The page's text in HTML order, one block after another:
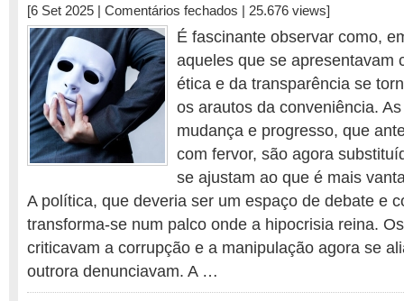
[6 Set 2025 | Comentários fechados em
Dança
das
Opiniões:
A
Interesses
Pessoais
| 25.676 views]
É fascinante observar como,
aqueles que se apresentavam
ética e da transparência se
os arautos da conveniência.
mudança e progresso, que
com fervor, são agora
se ajustam ao que é mais
A política, que deveria ser um espaço de debate e
transforma-se num palco onde a hipocrisia reina.
criticavam a corrupção e a manipulação agora se
outrora denunciavam. A …